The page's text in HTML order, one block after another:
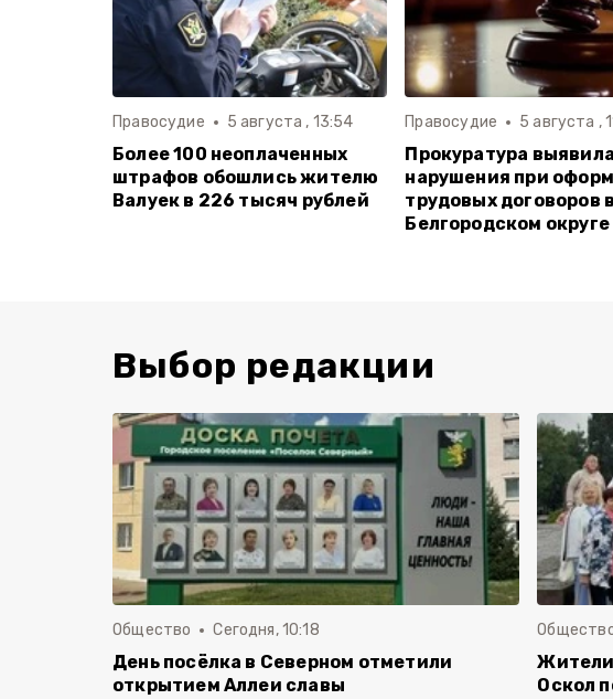
Правосудие 5 августа , 13:54
Более 100 неоплаченных
штрафов обошлись жителю
Валуек в 226 тысяч рублей
Правосудие 5 августа ,
Прокуратура выявила
нарушения при
трудовых договоров в
Белгородском округе
Выбор редакции
Общество Сегодня, 10:18
День посёлка в Северном отметили
открытием Аллеи славы
Жители
Оскол